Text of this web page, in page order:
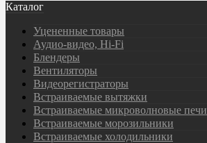
Каталог
Уцененные товары
Аудио-видео, Hi-Fi
Блендеры
Вентиляторы
Видеорегистраторы
Встраиваемые вытяжки
Встраиваемые микроволновые печи
Встраиваемые морозильники
Встраиваемые холодильники